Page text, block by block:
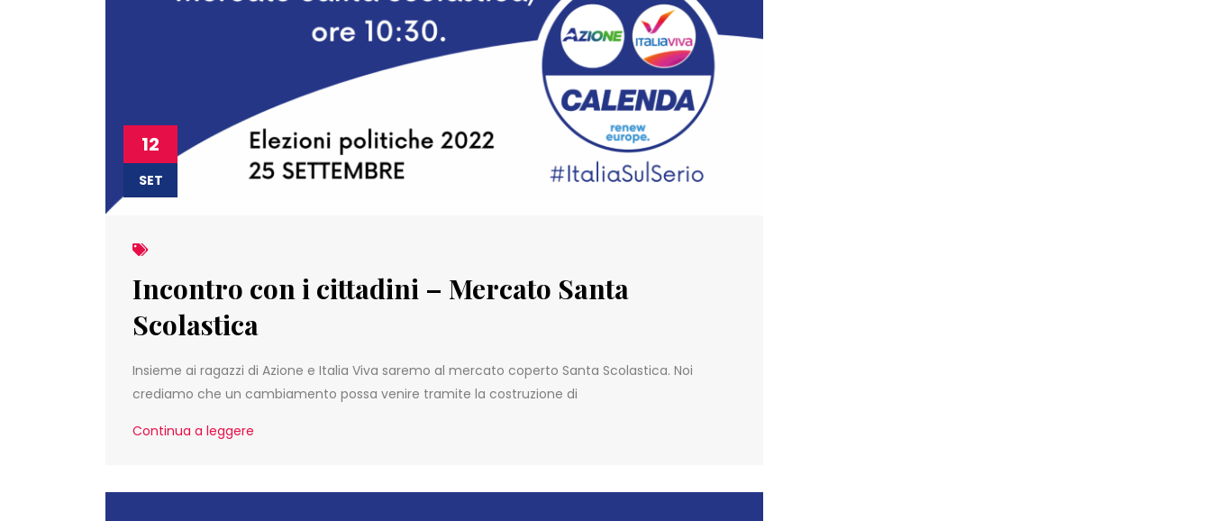
12
SET
Incontro con i cittadini – Mercato Santa
Scolastica
Insieme ai ragazzi di Azione e Italia Viva saremo al mercato coperto Santa Scolastica. Noi
crediamo che un cambiamento possa venire tramite la costruzione di
Continua a leggere